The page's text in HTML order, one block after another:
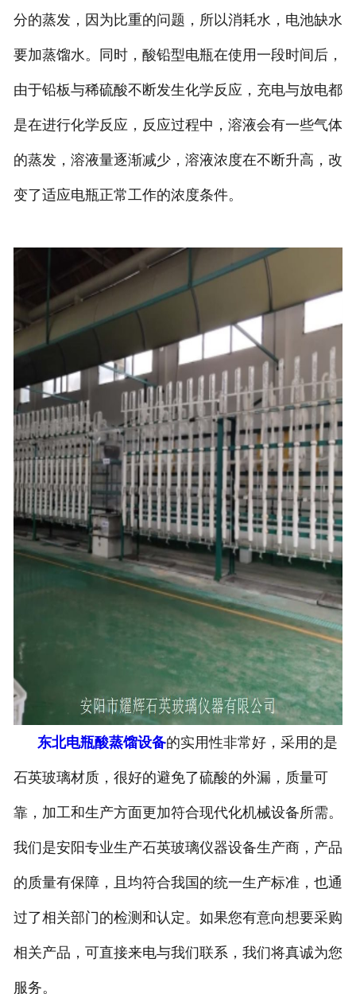
分的蒸发，因为比重的问题，所以消耗水，电池缺水
要加蒸馏水。同时，酸铅型电瓶在使用一段时间后，
由于铅板与稀硫酸不断发生化学反应，充电与放电都
是在进行化学反应，反应过程中，溶液会有一些气体
的蒸发，溶液量逐渐减少，溶液浓度在不断升高，改
变了适应电瓶正常工作的浓度条件。
东北电瓶酸蒸馏设备的实用性非常好，采用的是
石英玻璃材质，很好的避免了硫酸的外漏，质量可
靠，加工和生产方面更加符合现代化机械设备所需。
我们是安阳专业生产石英玻璃仪器设备生产商，产品
的质量有保障，且均符合我国的统一生产标准，也通
过了相关部门的检测和认定。如果您有意向想要采购
相关产品，可直接来电与我们联系，我们将真诚为您
服务。